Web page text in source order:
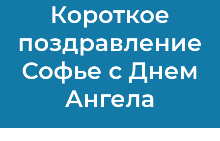
Короткое
поздравление
Софье с Днем
Ангела